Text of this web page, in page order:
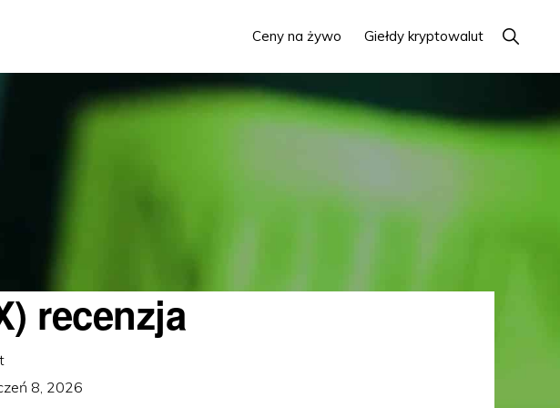
Ceny na żywo Giełdy kryptowalut Pokaż
recenzja
8, 2026